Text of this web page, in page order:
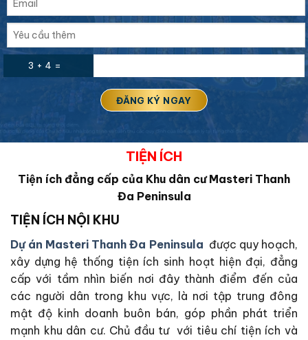
3 + 4 =
TIỆN ÍCH
Tiện ích đẳng cấp của Khu dân cưMasteri Thanh
Đa Peninsula
TIỆN ÍCH NỘI KHU
Dự án Masteri Thanh Đa Peninsula được quy hoạch,
xây dựng hệ thống tiện ích sinh hoạt hiện đại, đẳng
cấp với tầm nhìn biến nơi đây thành điểm đến của
các người dân trong khu vực, là nơi tập trung đông
mật độ kinh doanh buôn bán, góp phần phát triển
mạnh khu dân cư. Chủ đầu tư với tiêu chí tiện ích và